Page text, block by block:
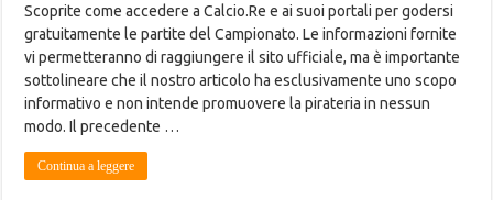
Scoprite come accedere a Calcio.Re e ai suoi portali per godersi
gratuitamente le partite del Campionato. Le informazioni fornite
vi permetteranno di raggiungere il sito ufficiale, ma è importante
sottolineare che il nostro articolo ha esclusivamente uno scopo
informativo e non intende promuovere la pirateria in nessun
modo. Il precedente …
Continua a leggere